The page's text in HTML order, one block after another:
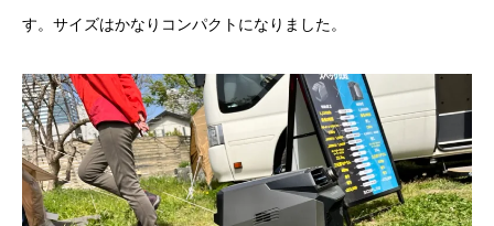
す。サイズはかなりコンパクトになりました。